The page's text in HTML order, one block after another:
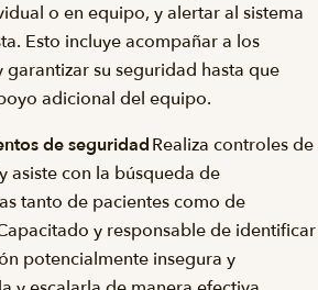
o en equipo, y alertar al sistema
Esto incluye acompañar a los
garantizar su seguridad hasta que
adicional del equipo.
de seguridadRealiza controles de
asiste con la búsqueda de
tanto de pacientes como de
y responsable de identificar
potencialmente insegura y